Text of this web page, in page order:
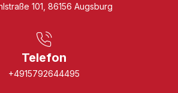
101, 86156 Augsburg
Telefon
+4915792644495